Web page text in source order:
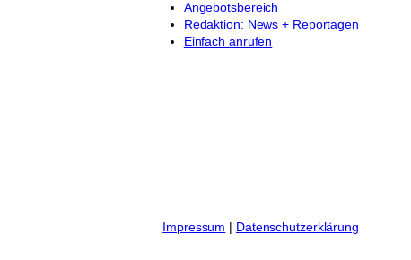
Angebotsbereich
Redaktion: News + Reportagen
Einfach anrufen
Impressum | Datenschutzerklärung